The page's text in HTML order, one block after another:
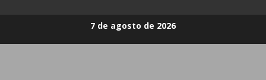
7 de agosto de 2026